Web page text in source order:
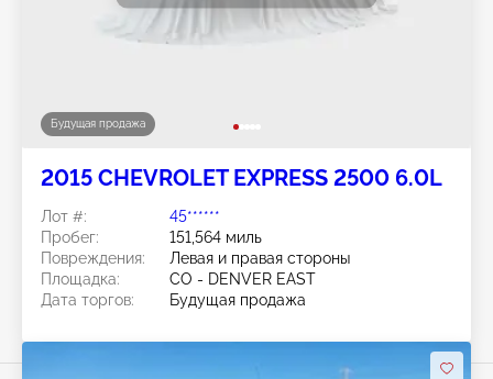
Будущая продажа
2015 CHEVROLET EXPRESS 2500 6.0L
Лот #:
45******
Пробег:
151,564 миль
Повреждения:
Левая и правая стороны
Площадка:
CO - DENVER EAST
Дата торгов:
Будущая продажа